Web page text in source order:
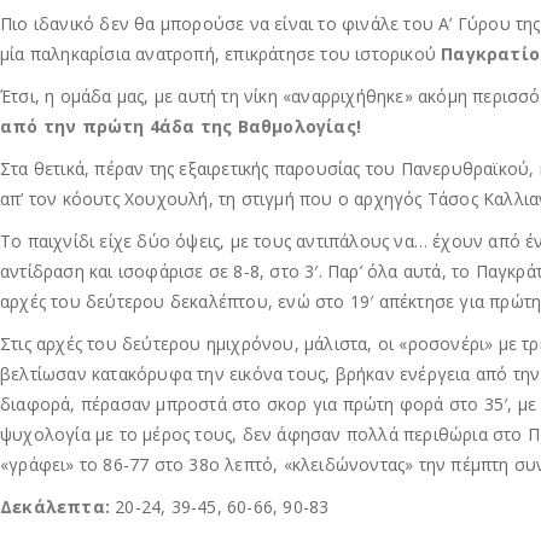
Πιο ιδανικό δεν θα μπορούσε να είναι το φινάλε του Α’ Γύρου
μία παληκαρίσια ανατροπή, επικράτησε του ιστορικού
Έτσι, η ομάδα μας, με αυτή τη νίκη «αναρριχήθηκε» ακόμη
από την πρώτη 4άδα της Βαθμολογίας!
Στα θετικά, πέραν της εξαιρετικής παρουσίας του
απ’ τον κόουτς Χουχουλή, τη στιγμή που ο αρχηγός Τάσος
Το παιχνίδι είχε δύο όψεις, με τους αντιπάλους να… έχουν
αντίδραση και ισοφάρισε σε 8-8, στο 3′. Παρ’ όλα αυτά, το
αρχές του δεύτερου δεκαλέπτου, ενώ στο 19′ απέκτησε για
Στις αρχές του δεύτερου ημιχρόνου, μάλιστα, οι «ροσονέρι» με
βελτίωσαν κατακόρυφα την εικόνα τους, βρήκαν ενέργεια από
διαφορά, πέρασαν μπροστά στο σκορ για πρώτη φορά στο 35′, με
ψυχολογία με το μέρος τους, δεν άφησαν πολλά περιθώρια στο
«γράφει» το 86-77 στο 38ο λεπτό, «κλειδώνοντας» την πέμπτη
Δεκάλεπτα: 20-24, 39-45, 60-66, 90-83